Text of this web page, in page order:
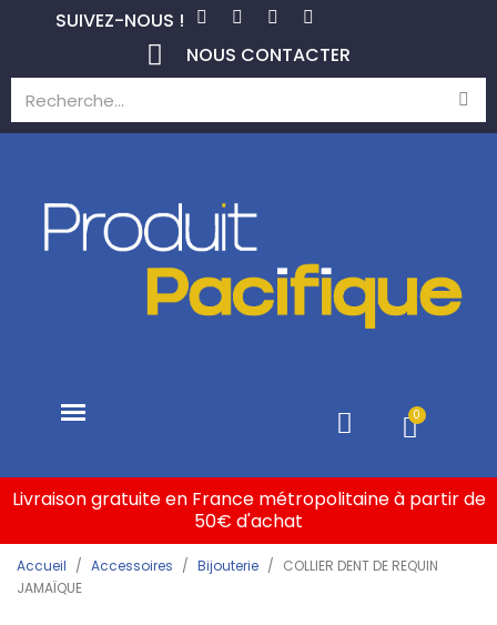
SUIVEZ-NOUS !
NOUS CONTACTER
Livraison gratuite en France métropolitaine à partir de
50€ d'achat
Accueil Accessoires Bijouterie
COLLIER DENT DE REQUIN
JAMAÏQUE